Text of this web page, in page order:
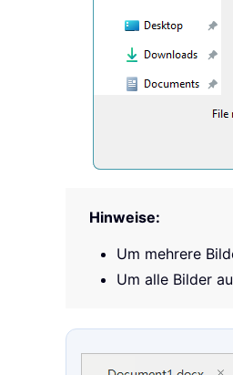
Hinweise:
Um mehrere
Um alle Bilder